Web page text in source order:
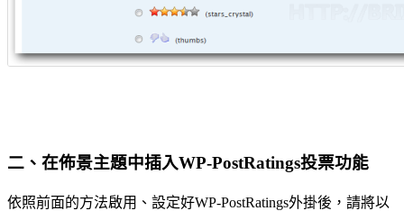
二、在佈景主題中插入WP-PostRatings投票功能
依照前面的方法啟用、設定好WP-PostRatings外掛後，請將以